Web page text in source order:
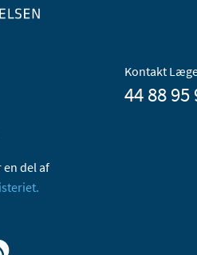
del af
Kontakt
44 88 95